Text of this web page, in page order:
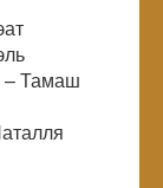
– Тамаш